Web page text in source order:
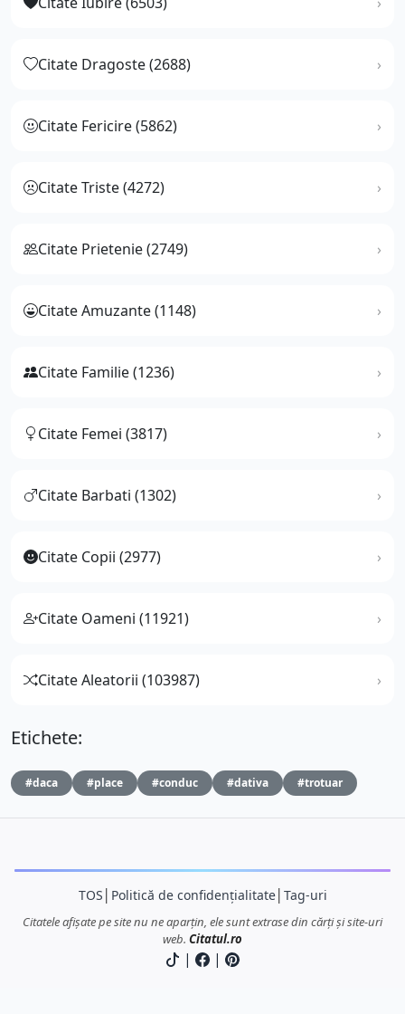
Citate Dragoste (2688)
Citate Fericire (5862)
Citate Triste (4272)
Citate Prietenie (2749)
Citate Amuzante (1148)
Citate Familie (1236)
Citate Femei (3817)
Citate Barbati (1302)
Citate Copii (2977)
Citate Oameni (11921)
Citate Aleatorii (103987)
Etichete:
#daca #place #conduc #dativa #trotuar
TOS Politică de confidențialitate│ Tag-uri
Citatele afișate pe site nu ne aparțin, ele sunt extrase din cărți și site-uri
web. Citatul.ro
| |